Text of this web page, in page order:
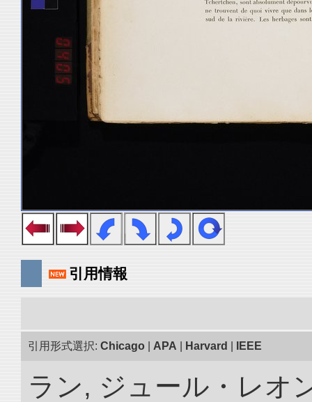
引用情報
引用形式選択: Chicago APA Harvard IEEE
ラン, ジュール・レオ